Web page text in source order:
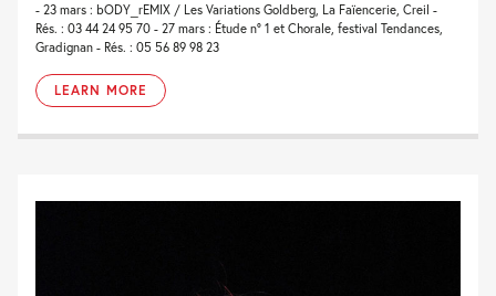
- 23 mars : bODY_rEMIX / Les Variations Goldberg, La Faïencerie, Creil -
Rés. : 03 44 24 95 70 - 27 mars : Étude n° 1 et Chorale, festival Tendances,
Gradignan - Rés. : 05 56 89 98 23
LEARN MORE